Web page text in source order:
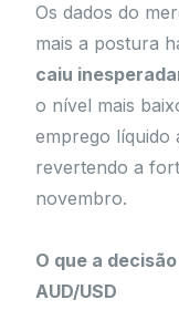
Os dados do
mais a postura
caiu
o nível mais
emprego líquido
revertendo a
novembro.
O que a
AUD/USD